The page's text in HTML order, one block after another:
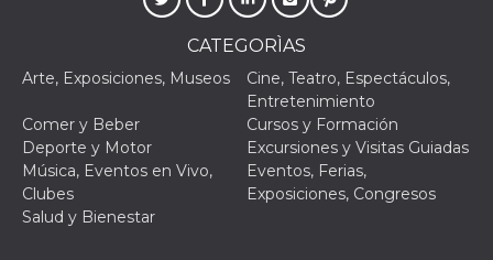
CATEGORÌAS
Arte, Exposiciones, Museos
Cine, Teatro, Espectáculos,
Entretenimiento
Comer y Beber
Cursos y Formación
Deporte y Motor
Excursiones y Visitas Guiadas
Música, Eventos en Vivo,
Clubes
Eventos, Ferias,
Exposiciones, Congresos
Salud y Bienestar